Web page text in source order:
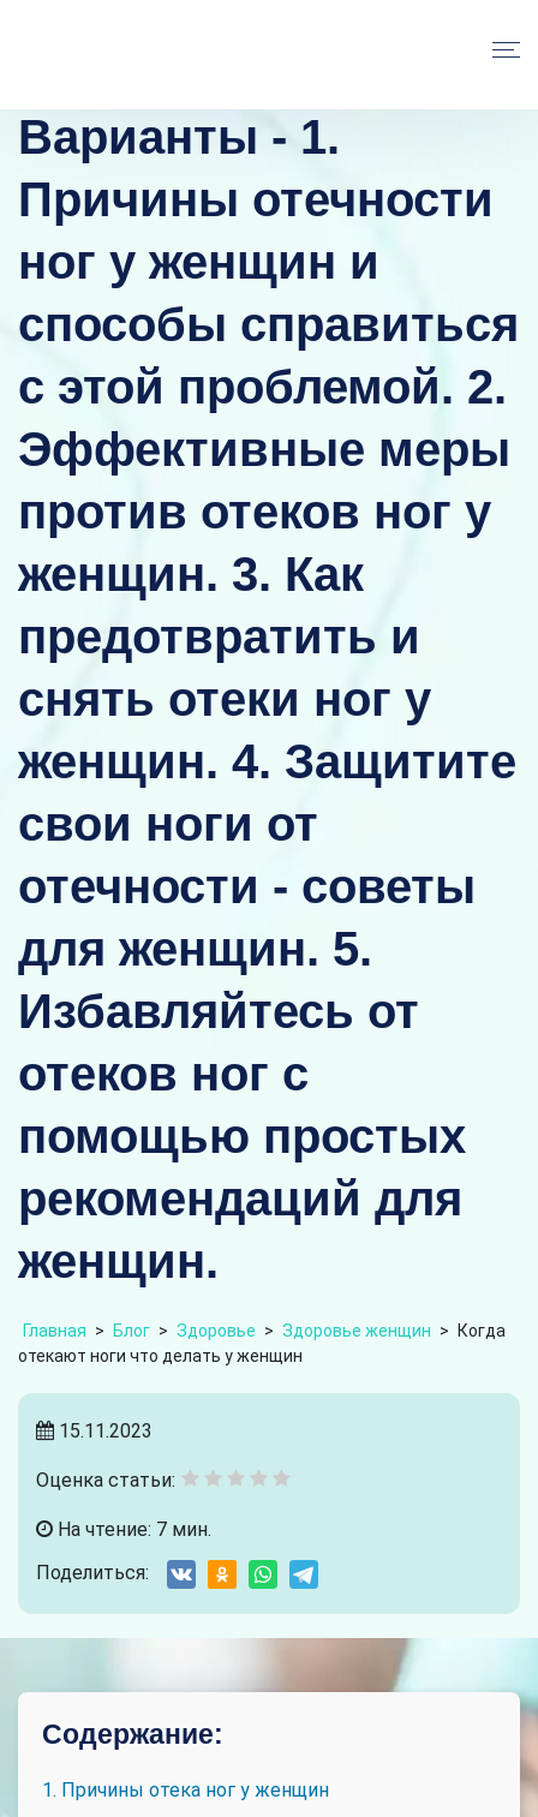
Варианты - 1.
Причины отечности
ног у женщин и
способы справиться
с этой проблемой. 2.
Эффективные меры
против отеков ног у
женщин. 3. Как
предотвратить и
снять отеки ног у
женщин. 4. Защитите
свои ноги от
отечности - советы
для женщин. 5.
Избавляйтесь от
отеков ног с
помощью простых
рекомендаций для
женщин.
Главная > Блог > Здоровье > Здоровье женщин >
Когда
отекают ноги что делать у женщин
15.11.2023
Оценка статьи:
На чтение: 7 мин.
Поделиться:
Содержание:
1. Причины отека ног у женщин